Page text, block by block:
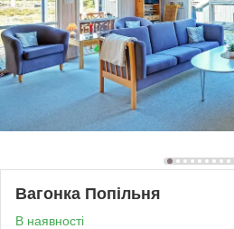
Вагонка Попільня
В наявності